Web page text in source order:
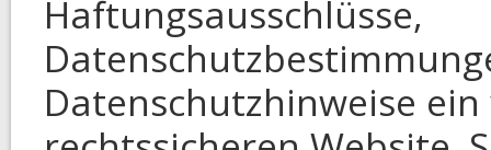
Haftungsausschlüsse,
Datenschutzhinweise